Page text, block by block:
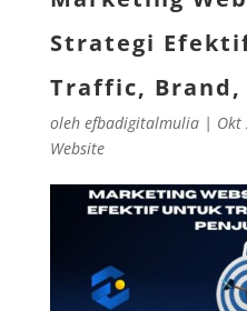
Strategi
Traffic, Brand,
oleh efbadigitalmulia| Okt
Website